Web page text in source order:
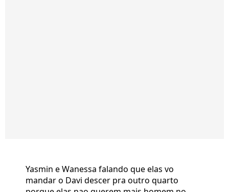
Yasmin e Wanessa falando que elas vo
mandar o Davi descer pra outro quarto